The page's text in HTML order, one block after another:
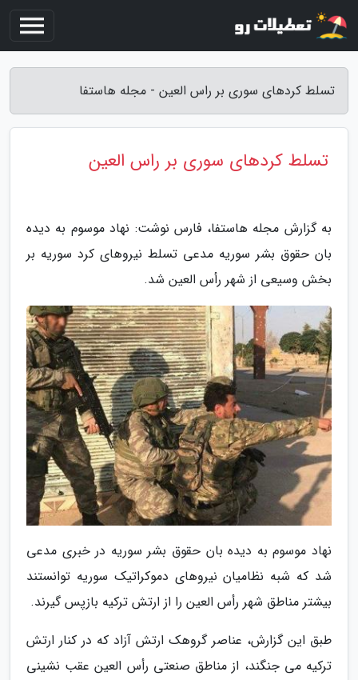
تسلط کردهای سوری بر راس العین - مجله هاستفا
تسلط کردهای سوری بر راس العین
به گزارش مجله هاستفا، فارس نوشت: نهاد موسوم به دیده
بان حقوق بشر سوریه مدعی تسلط نیروهای کرد سوریه بر
بخش وسیعی از شهر رأس العین شد.
نهاد موسوم به دیده بان حقوق بشر سوریه در خبری مدعی
شد که شبه نظامیان نیروهای دموکراتیک سوریه توانستند
بیشتر مناطق شهر رأس العین را از ارتش ترکیه بازپس گیرند.
طبق این گزارش، عناصر گروهک ارتش آزاد که در کنار ارتش
ترکیه می جنگند، از مناطق صنعتی رأس العین عقب نشینی